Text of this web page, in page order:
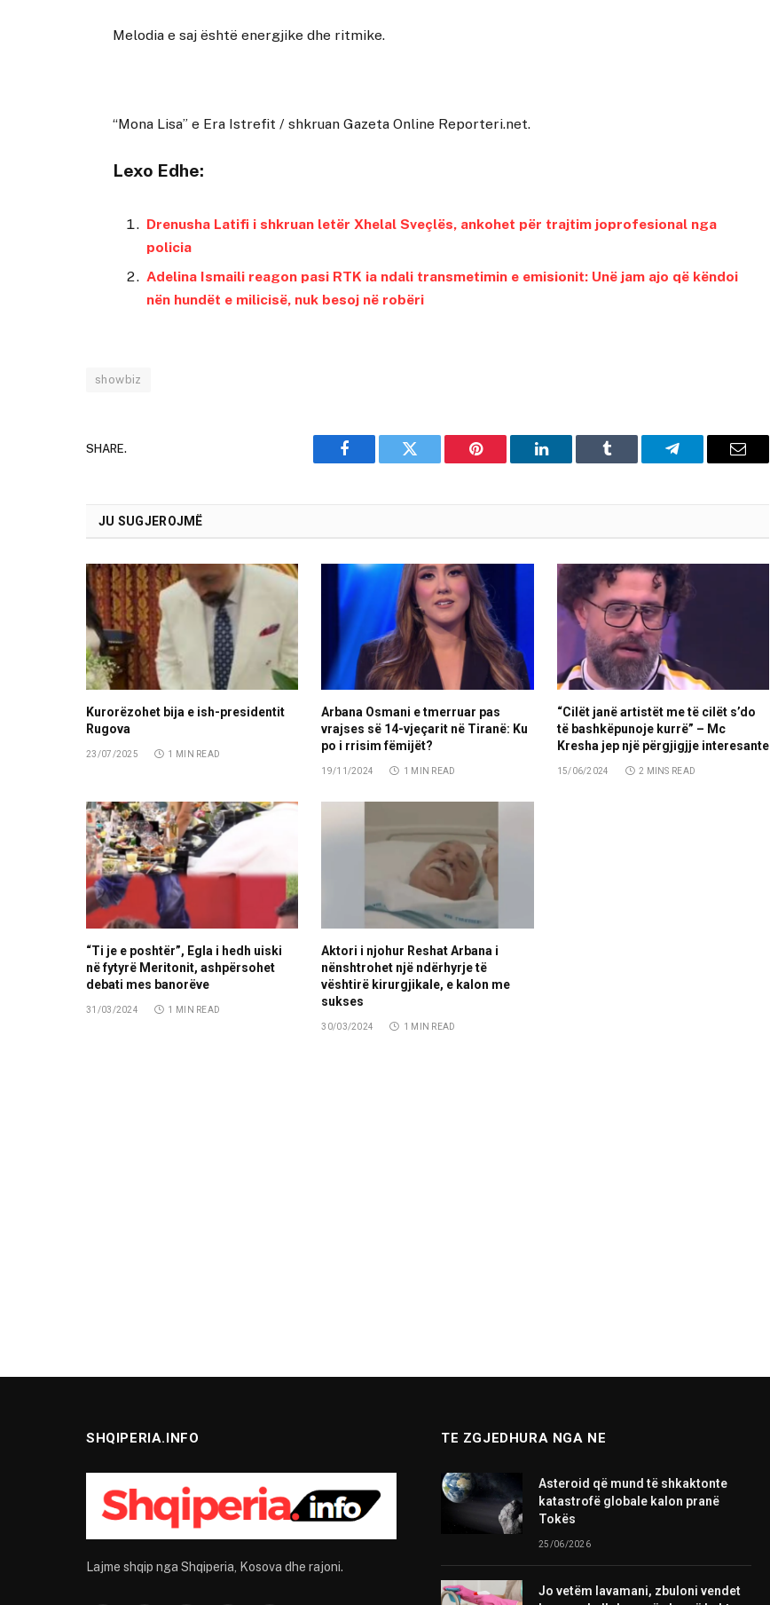
Melodia e saj është energjike dhe ritmike.
“Mona Lisa” e Era Istrefit / shkruanGazeta Online Reporteri.net.
Lexo Edhe:
Drenusha Latifi i shkruan letër Xhelal Sveçlës, ankohet për trajtim joprofesional nga
policia
Adelina Ismaili reagon pasi RTK ia ndali transmetimin e emisionit: Unë jam ajo që këndoi
nën hundët e milicisë, nuk besoj në robëri
showbiz
SHARE.
Facebook Twitter Pinterest LinkedIn Tumblr Telegram Email
JU SUGJEROJMË
Kurorëzohet bija e ish-presidentit
Rugova
23/07/2025 1 MIN READ
Arbana Osmani e tmerruar pas
vrajses së 14-vjeçarit në Tiranë: Ku
po i rrisim fëmijët?
19/11/2024 1 MIN READ
“Cilët janë artistët me të cilët s’do
të bashkëpunoje kurrë” – Mc
Kresha jep një përgjigjje interesante
15/06/2024 2 MINS READ
“Ti je e poshtër”, Egla i hedh uiski
në fytyrë Meritonit, ashpërsohet
debati mes banorëve
31/03/2024 1 MIN READ
Aktori i njohur Reshat Arbana i
nënshtrohet një ndërhyrje të
vështirë kirurgjikale, e kalon me
sukses
30/03/2024 1 MIN READ
SHQIPERIA.INFO
Lajme shqip nga Shqiperia, Kosova dhe rajoni.
TE ZGJEDHURA NGA NE
Asteroid që mund të shkaktonte
katastrofë globale kalon pranë
Tokës
25/06/2026
Jo vetëm lavamani, zbuloni vendet